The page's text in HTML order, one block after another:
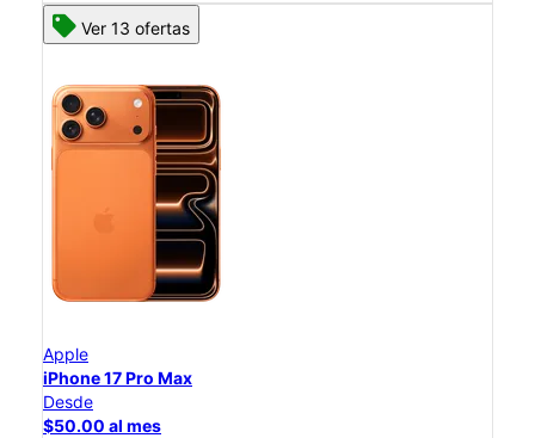
Ver 13 ofertas
Apple
iPhone 17 Pro Max
Desde
$50.00 al mes